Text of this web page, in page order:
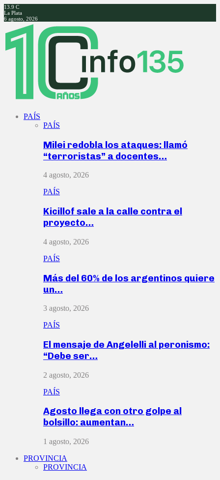
13.9 C
La Plata
6 agosto, 2026
Facebook
Twitter
Instagram
Youtube
PAÍS
PAÍS
Milei redobla los ataques: llamó
“terroristas” a docentes…
4 agosto, 2026
PAÍS
Kicillof sale a la calle contra el
proyecto…
4 agosto, 2026
PAÍS
Más del 60% de los argentinos quiere
un…
3 agosto, 2026
PAÍS
El mensaje de Angelelli al peronismo:
“Debe ser…
2 agosto, 2026
PAÍS
Agosto llega con otro golpe al
bolsillo: aumentan…
1 agosto, 2026
PROVINCIA
PROVINCIA